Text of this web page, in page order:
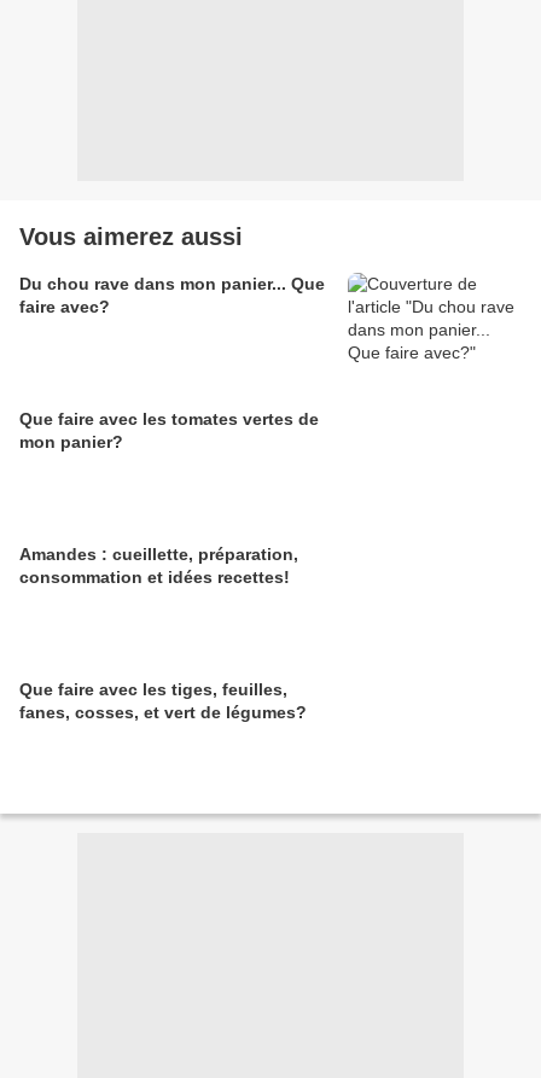
Vous aimerez aussi
Du chou rave dans mon panier... Que
faire avec?
Que faire avec les tomates vertes de
mon panier?
Amandes : cueillette, préparation,
consommation et idées recettes!
Que faire avec les tiges, feuilles,
fanes, cosses, et vert de légumes?